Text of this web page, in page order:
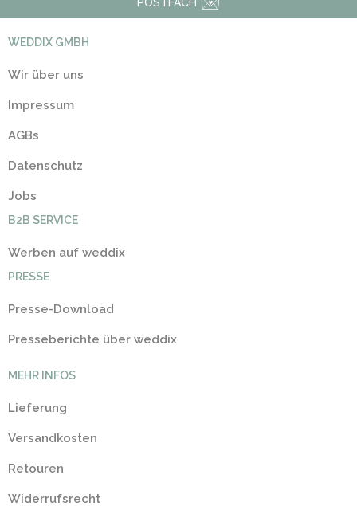
WEDDIX GMBH
Wir über uns
Impressum
AGBs
Datenschutz
Jobs
B2B SERVICE
Werben auf weddix
PRESSE
Presse-Download
Presseberichte über weddix
MEHR INFOS
Lieferung
Versandkosten
Retouren
Widerrufsrecht